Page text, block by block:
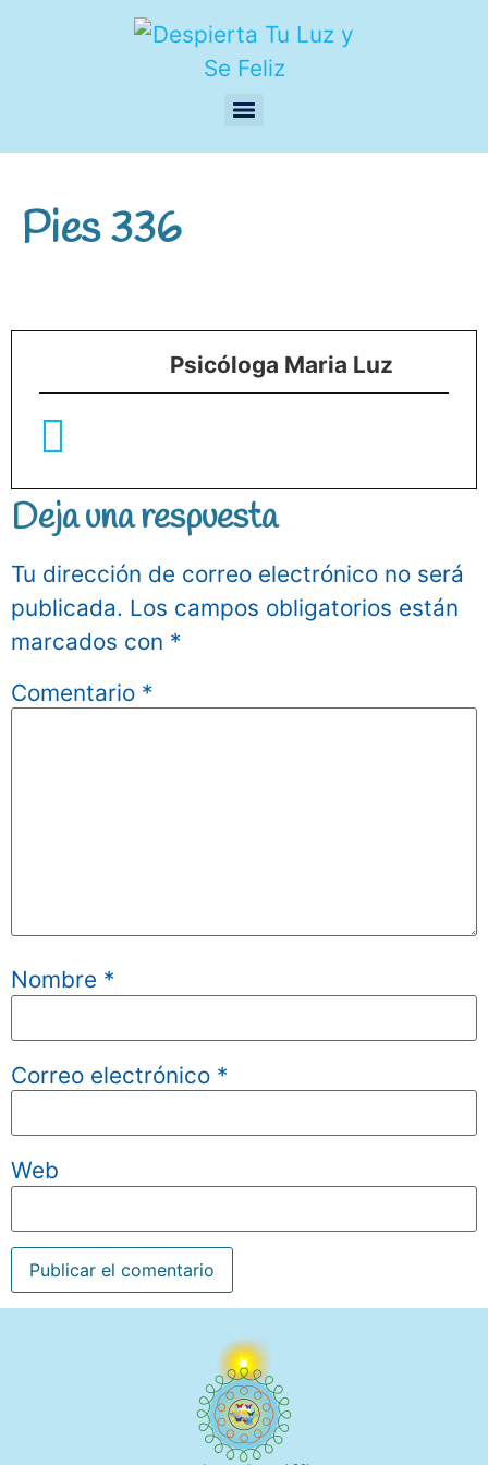
Pies 336
Psicóloga Maria Luz
Deja una respuesta
Tu dirección de correo electrónico no será
publicada. Los campos obligatorios están
marcados con *
Comentario *
Nombre *
Correo electrónico *
Web